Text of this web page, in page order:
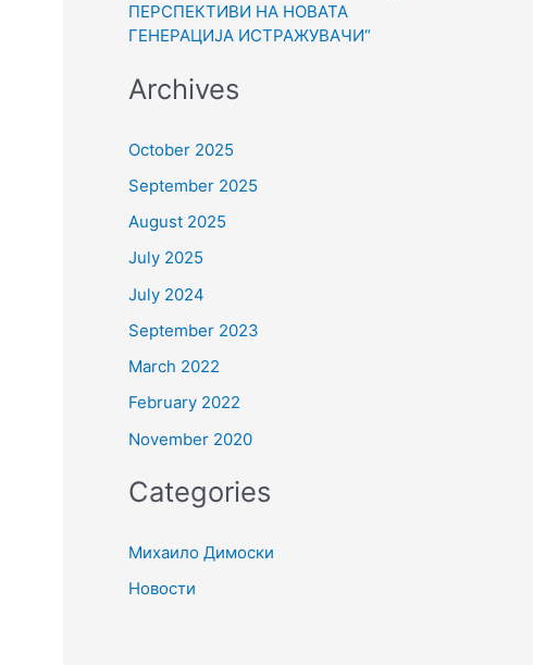
ПЕРСПЕКТИВИ НА НОВАТА
ГЕНЕРАЦИЈА ИСТРАЖУВАЧИ“
Archives
October 2025
September 2025
August 2025
July 2025
July 2024
September 2023
March 2022
February 2022
November 2020
Categories
Михаило Димоски
Новости